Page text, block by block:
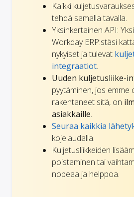
Kaikki
tehdä samalla tavalla.
Yksinkertainen API:
Workday ERP:stäsi
nykyiset ja tulevat
integraatiot.
Uuden kuljetusliike-
pyytäminen, jos emme
rakentaneet sitä, on
asiakkaille.
Seuraa kaikkia
kojelaudalla.
Kuljetusliikkeiden
poistaminen tai
nopeaa ja helppoa.